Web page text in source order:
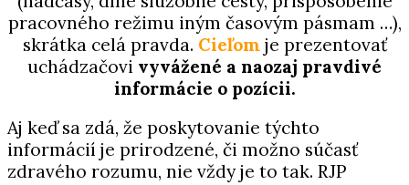
pracovného režimu iným časovým pásmam …),
skrátka celá pravda. Cieľom je prezentovať
uchádzačovi vyvážené a naozaj pravdivé
informácie o pozícii.
Aj keď sa zdá, že poskytovanie týchto
informácií je prirodzené, či možno súčasť
zdravého rozumu, nie vždy je to tak. RJP